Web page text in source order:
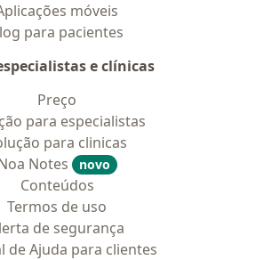
móveis
para pacientes
e clínicas
Preço
para especialistas
para clinicas
Notes
novo
Conteúdos
Termos de uso
de segurança
de Ajuda para clientes